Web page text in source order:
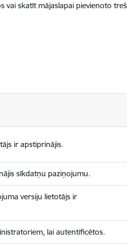
vai skatīt mājaslapai pievienoto
ir apstiprinājis.
sīkdatņu paziņojumu.
versiju lietotājs ir
lai autentificētos.